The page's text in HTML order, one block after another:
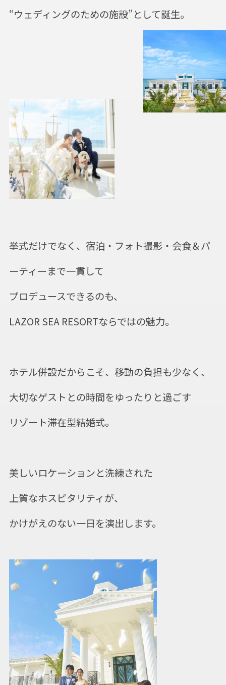
“ウェディングのための施設”として誕生。
挙式だけでなく、宿泊・フォト撮影・会食＆パ
ーティーまで一貫して
プロデュースできるのも、
LAZOR SEA RESORTならではの魅力。
ホテル併設だからこそ、移動の負担も少なく、
大切なゲストとの時間をゆったりと過ごす
リゾート滞在型結婚式。
美しいロケーションと洗練された
上質なホスピタリティが、
かけがえのない一日を演出します。